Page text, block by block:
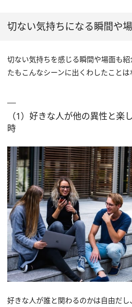
切ない気持ちになる瞬間や
切ない気持ちを感じる瞬間や場面も
たもこんなシーンに出くわしたことは
（1）好きな人が他の異性と楽
時
好きな人が誰と関わるのかは自由だ